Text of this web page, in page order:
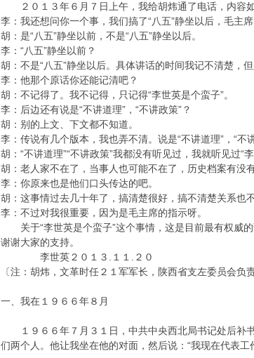
２０１３年６月７日上午，我给胡炜通了电话，内容如
李：我还想问你一个事，我们搞了“八五”静坐以后，毛主
胡：是“八五”静坐以前，不是“八五”静坐以后。
李：“八五”静坐以前？
胡：不是“八五”静坐以后。具体讲话的时间我记不清楚，
李：他那个原话你还能记清吧？
胡：不记得了。我不记得，只记得“李世英是个蛮子”。
李：后边还有说是“不讲道理”，“不讲政策”？
胡：别的上文、下文都不知道。
李：传说有几个版本，我也弄不清。说是“不讲道理”，“不讲
胡：“不讲道理”“不讲政策”我都没有听见过，我就听见过“李
胡：老人家不在了，当事人也可能不在了，历史档案有没
李：你原来也是他们口头传达的吧。
胡：这事情过去几十年了，搞清楚很好，搞不清楚关系也
李：不过对我很重要，因为是毛主席的指示呀。
关于“李世英是个蛮子”这个事情，这是目前最有权威的
谢谢大家的支持。
李世英２０１３.１１.２０
〔注：胡炜，文革时任２１军军长，陕西省支左委员会负
一、我在１９６６年８月
１９６６年７月３１日，中共中央西北局书记处后补
们两个人。他让我坐在他的对面，然后说：“我现在代表